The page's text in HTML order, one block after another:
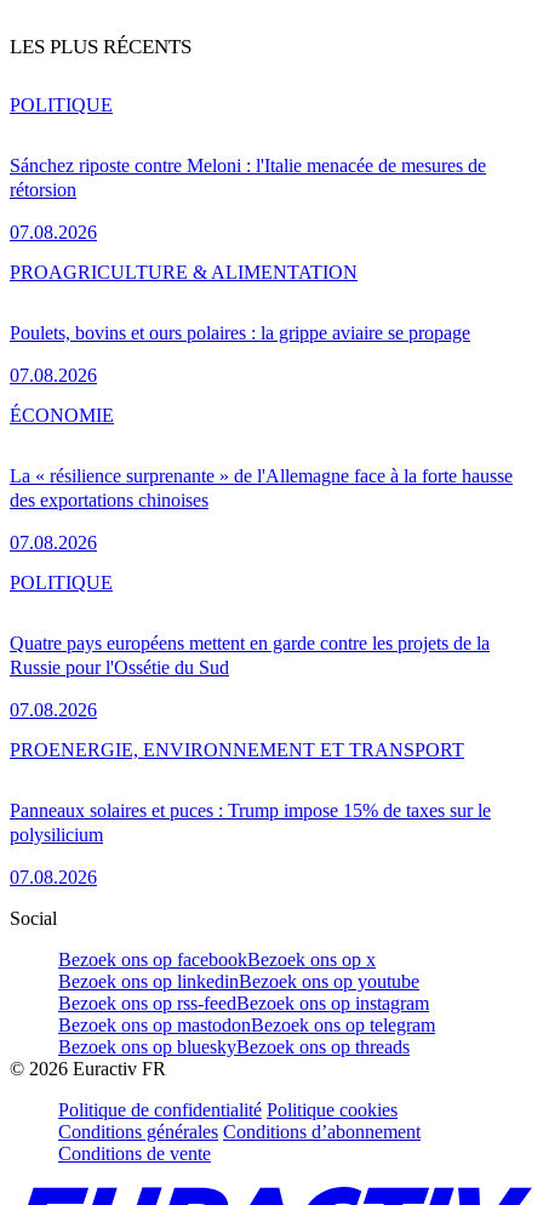
LES PLUS RÉCENTS
Sánchez riposte contre Meloni : l'Italie menacée de mesures de
rétorsion
07.08.2026
POLITIQUE
Poulets, bovins et ours polaires : la grippe aviaire se propage
07.08.2026
PROAGRICULTURE & ALIMENTATION
La « résilience surprenante » de l'Allemagne face à la forte hausse
des exportations chinoises
07.08.2026
ÉCONOMIE
Quatre pays européens mettent en garde contre les projets de la
Russie pour l'Ossétie du Sud
07.08.2026
POLITIQUE
Panneaux solaires et puces : Trump impose 15% de taxes sur le
polysilicium
07.08.2026
PROENERGIE, ENVIRONNEMENT ET TRANSPORT
Social
Bezoek ons op facebookBezoek ons op x
Bezoek ons op linkedinBezoek ons op youtube
Bezoek ons op rss-feedBezoek ons op instagram
Bezoek ons op mastodonBezoek ons op telegram
Bezoek ons op blueskyBezoek ons op threads
© 2026 Euractiv FR
Politique de confidentialité Politique cookies
Conditions générales Conditions d’abonnement
Conditions de vente